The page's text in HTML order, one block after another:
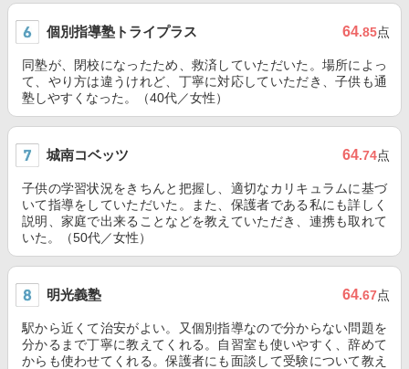
個別指導塾トライプラス 64.85点
同塾が、閉校になったため、救済していただいた。場所によっ
て、やり方は違うけれど、丁寧に対応していただき、子供も通
塾しやすくなった。（40代／女性）
城南コベッツ 64.74点
子供の学習状況をきちんと把握し、適切なカリキュラムに基づ
いて指導をしていただいた。また、保護者である私にも詳しく
説明、家庭で出来ることなどを教えていただき、連携も取れて
いた。（50代／女性）
明光義塾 64.67点
駅から近くて治安がよい。又個別指導なので分からない問題を
分かるまで丁寧に教えてくれる。自習室も使いやすく、辞めて
からも使わせてくれる。保護者にも面談して受験について教え